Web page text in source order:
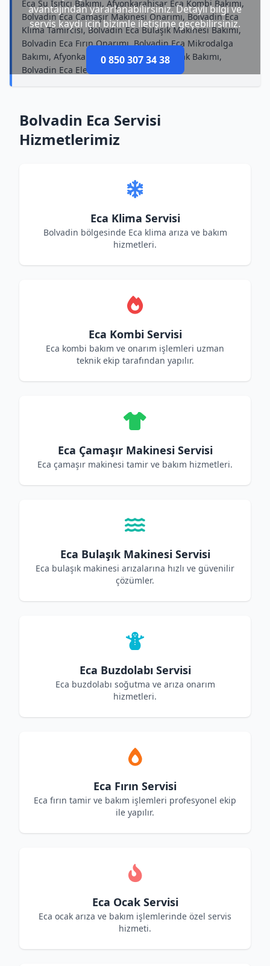
avantajından yararlanabilirsiniz. Detaylı bilgi ve
servis kaydı için bizimle iletişime geçebilirsiniz.
0 850 307 34 38
Eca Su Isıtıcı Bakımı, Afyonkarahisar Eca Kombi Bakımı,
Bolvadin Eca Çamaşır Makinesi Onarımı, Bolvadin Eca
Klima Tamircisi, Bolvadin Eca Bulaşık Makinesi Bakımı,
Bolvadin Eca Fırın Onarımı, Bolvadin Eca Mikrodalga
Bakımı, Afyonkarahisar Eca Elektrikli Ocak Bakımı,
Bolvadin Eca Elektrikli Ocak Onarımı
Bolvadin Eca Servisi
Hizmetlerimiz
Eca Klima Servisi
Bolvadin bölgesinde Eca klima arıza ve bakım
hizmetleri.
Eca Kombi Servisi
Eca kombi bakım ve onarım işlemleri uzman
teknik ekip tarafından yapılır.
Eca Çamaşır Makinesi Servisi
Eca çamaşır makinesi tamir ve bakım hizmetleri.
Eca Bulaşık Makinesi Servisi
Eca bulaşık makinesi arızalarına hızlı ve güvenilir
çözümler.
Eca Buzdolabı Servisi
Eca buzdolabı soğutma ve arıza onarım
hizmetleri.
Eca Fırın Servisi
Eca fırın tamir ve bakım işlemleri profesyonel ekip
ile yapılır.
Eca Ocak Servisi
Eca ocak arıza ve bakım işlemlerinde özel servis
hizmeti.